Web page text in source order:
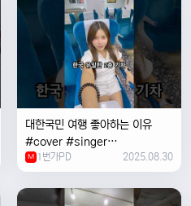
대한국민 여행 좋아하는 이유
#cover #singer
#coversong #music #한국
여행 #한국
M 1번가PD 2025.08.30